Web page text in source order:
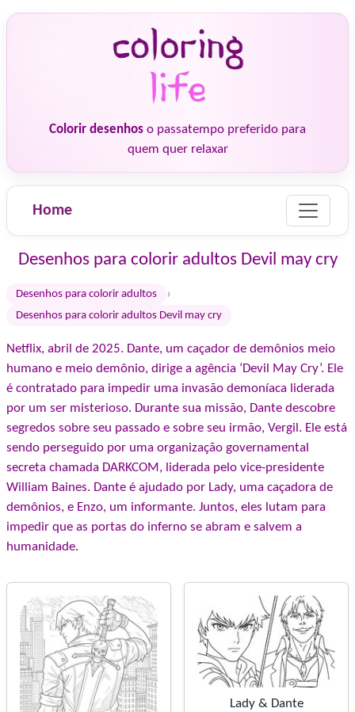
Colorir desenhos o passatempo preferido para
quem quer relaxar
Home
Desenhos para colorir adultos Devil may cry
Desenhos para colorir adultos ›
Desenhos para colorir adultos Devil may cry
Netflix, abril de 2025. Dante, um caçador de demônios meio
humano e meio demônio, dirige a agência ‘Devil May Cry’. Ele
é contratado para impedir uma invasão demoníaca liderada
por um ser misterioso. Durante sua missão, Dante descobre
segredos sobre seu passado e sobre seu irmão, Vergil. Ele está
sendo perseguido por uma organização governamental
secreta chamada DARKCOM, liderada pelo vice-presidente
William Baines. Dante é ajudado por Lady, uma caçadora de
demônios, e Enzo, um informante. Juntos, eles lutam para
impedir que as portas do inferno se abram e salvem a
humanidade.
Lady & Dante